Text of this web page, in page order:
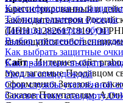
зарегистрированный и
законодательством
(ИНН 312826171819,
являющийся
Сайт- Интернет-сайт
предлагаемые Продавцом
оформления Заказов, а
Заказов Покупателям.
Классификация по
Таблицы размеров одежды
Таблицы размеров обуви
Выбор утепленной
Как выбрать защитные очки
Как правильно выбрать
Уход за спецодеждой
Срок службы утеплённой
Соответствие стандарту